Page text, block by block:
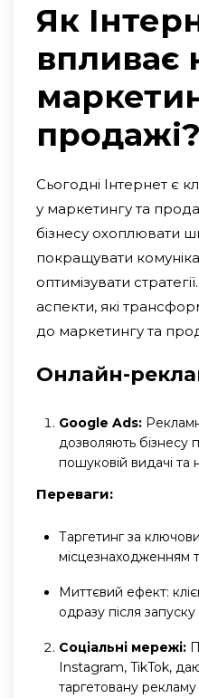
Як
впливає
продажі?
Сьогодні Інтернет є
у маркетингу та
бізнесу охоплювати
покращувати
оптимізувати
аспекти, які
до маркетингу та
Онлайн-
Google Ads:
дозволяють бізнесу
пошуковій видачі та
Переваги:
Таргетинг за
місцезнаходженням
Миттєвий ефект:
одразу після запуску
Соціальні мережі:
Instagram, TikTok,
таргетовану